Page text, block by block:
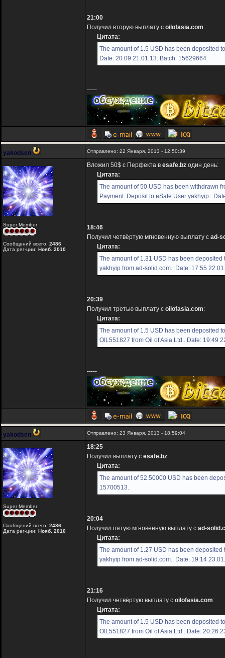
21:00
Получил вторую выплату с oilofasia.com:
Цитата:
The amount of 1.5 USD has been deposited
Date: 20:09 21.01.13. Batch: 15629664.
-----
yakodsen Отправлено: 22 Января, 2013 - 12:50:39
Super Member
Сообщений всего: 2486
Дата рег-ции: Нояб. 2010
Вложил 50$ с Перфекта в esafe.bz один день:
Цитата:
The amount of 50 USD has been withdrawn
Payment. Deposit to eSafe User yakhyip..
18:46
Получил четвёртую мгновенную выплату с ad-
Цитата:
The amount of 1.31 USD has been
yakhyip from ad-solid.com.. Date: 17:55
20:39
Получил третью выплату с oilofasia.com:
Цитата:
The amount of 1.5 USD has been deposited
OIL551827 from Oil of Asia Ltd.. Date: 19:49
-----
yakodsen Отправлено: 23 Января, 2013 - 18:59:04
Super Member
Сообщений всего: 2486
Дата рег-ции: Нояб. 2010
18:25
Получил выплату с esafe.bz:
Цитата:
The amount of 52.50000 USD has been
15700513.
20:04
Получил пятую мгновенную выплату с ad-
Цитата:
The amount of 1.27 USD has been
yakhyip from ad-solid.com.. Date: 19:14
21:16
Получил четвёртую выплату с oilofasia.com:
Цитата:
The amount of 1.5 USD has been deposited
OIL551827 from Oil of Asia Ltd.. Date: 20:26